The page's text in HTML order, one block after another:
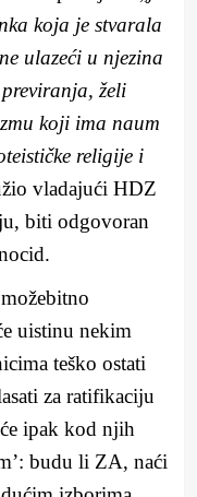
koja je stvarala
ulazeći u njezina
želi
koji ima naum
religije i
vladajući HDZ
biti odgovoran
uistinu nekim
teško ostati
za ratifikaciju
ipak kod njih
budu li ZA, naći